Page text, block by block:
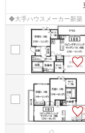
◆大手ハウスメーカー新